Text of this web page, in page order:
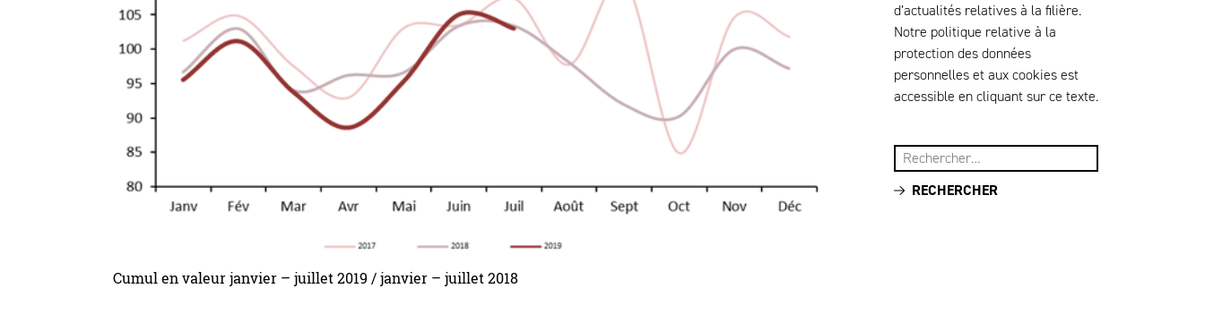
Cumul en valeur janvier – juillet 2019 / janvier – juillet 2018
d’actualités relatives à la filière.
Notre politique relative à la
protection des données
personnelles et aux cookies est
accessible en cliquant sur ce texte.